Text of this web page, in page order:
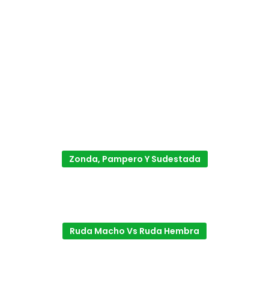
Zonda, Pampero Y Sudestada
Ruda Macho Vs Ruda Hembra